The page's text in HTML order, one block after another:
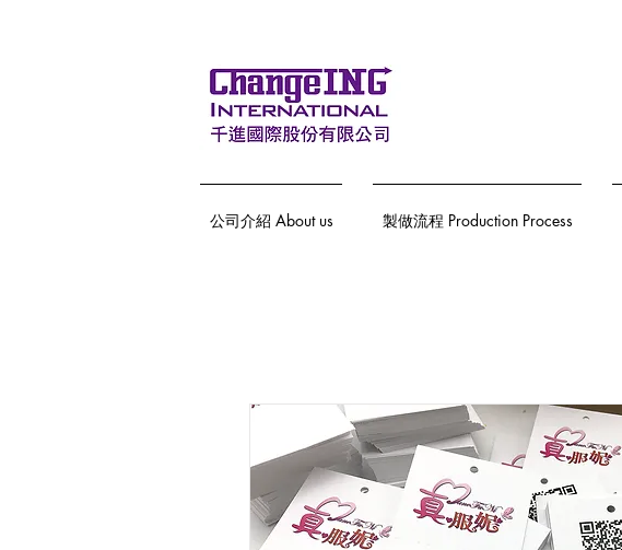
公司介紹 About us 製做流程 Production Process